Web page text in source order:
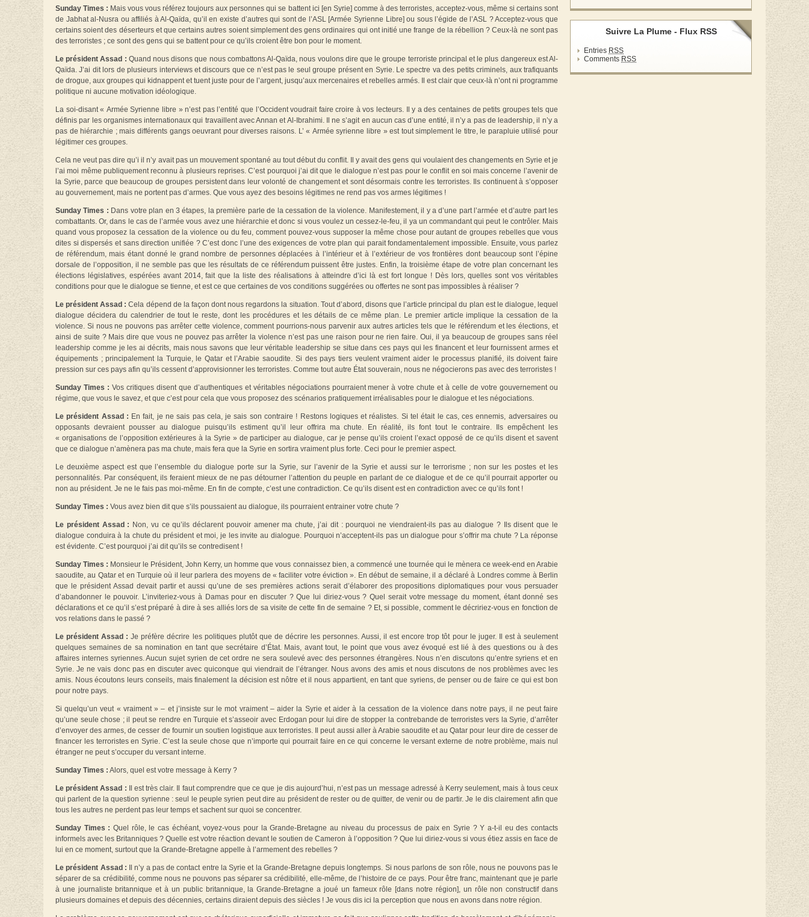
Sunday Times : Mais vous vous référez toujours aux personnes qui se battent ici [en Syrie] comme à des terroristes, acceptez-vous, même si certains sont
de Jabhat al-Nusra ou affiliés à Al-Qaïda, qu’il en existe d’autres qui sont de l’ASL [Armée Syrienne Libre] ou sous l’égide de l’ASL ? Acceptez-vous que
certains soient des déserteurs et que certains autres soient simplement des gens ordinaires qui ont initié une frange de la rébellion ? Ceux-là ne sont pas
des terroristes ; ce sont des gens qui se battent pour ce qu’ils croient être bon pour le moment.
Le président Assad : Quand nous disons que nous combattons Al-Qaïda, nous voulons dire que le groupe terroriste principal et le plus dangereux est Al-
Qaïda. J’ai dit lors de plusieurs interviews et discours que ce n’est pas le seul groupe présent en Syrie. Le spectre va des petits criminels, aux trafiquants
de drogue, aux groupes qui kidnappent et tuent juste pour de l’argent, jusqu’aux mercenaires et rebelles armés. Il est clair que ceux-là n’ont ni programme
politique ni aucune motivation idéologique.
La soi-disant « Armée Syrienne libre » n’est pas l’entité que l’Occident voudrait faire croire à vos lecteurs. Il y a des centaines de petits groupes tels que
définis par les organismes internationaux qui travaillent avec Annan et Al-Ibrahimi. Il ne s’agit en aucun cas d’une entité, il n’y a pas de leadership, il n’y a
pas de hiérarchie ; mais différents gangs oeuvrant pour diverses raisons. L’ « Armée syrienne libre » est tout simplement le titre, le parapluie utilisé pour
légitimer ces groupes.
Cela ne veut pas dire qu’i il n’y avait pas un mouvement spontané au tout début du conflit. Il y avait des gens qui voulaient des changements en Syrie et je
l’ai moi même publiquement reconnu à plusieurs reprises. C’est pourquoi j’ai dit que le dialogue n’est pas pour le conflit en soi mais concerne l’avenir de
la Syrie, parce que beaucoup de groupes persistent dans leur volonté de changement et sont désormais contre les terroristes. Ils continuent à s’opposer
au gouvernement, mais ne portent pas d’armes. Que vous ayez des besoins légitimes ne rend pas vos armes légitimes !
Sunday Times : Dans votre plan en 3 étapes, la première parle de la cessation de la violence. Manifestement, il y a d’une part l’armée et d’autre part les
combattants. Or, dans le cas de l’armée vous avez une hiérarchie et donc si vous voulez un cessez-le-feu, il ya un commandant qui peut le contrôler. Mais
quand vous proposez la cessation de la violence ou du feu, comment pouvez-vous supposer la même chose pour autant de groupes rebelles que vous
dites si dispersés et sans direction unifiée ? C’est donc l’une des exigences de votre plan qui parait fondamentalement impossible. Ensuite, vous parlez
de référendum, mais étant donné le grand nombre de personnes déplacées à l’intérieur et à l’extérieur de vos frontières dont beaucoup sont l’épine
dorsale de l’opposition, il ne semble pas que les résultats de ce référendum puissent être justes. Enfin, la troisième étape de votre plan concernant les
élections législatives, espérées avant 2014, fait que la liste des réalisations à atteindre d’ici là est fort longue ! Dès lors, quelles sont vos véritables
conditions pour que le dialogue se tienne, et est ce que certaines de vos conditions suggérées ou offertes ne sont pas impossibles à réaliser ?
Le président Assad : Cela dépend de la façon dont nous regardons la situation. Tout d’abord, disons que l’article principal du plan est le dialogue, lequel
dialogue décidera du calendrier de tout le reste, dont les procédures et les détails de ce même plan. Le premier article implique la cessation de la
violence. Si nous ne pouvons pas arrêter cette violence, comment pourrions-nous parvenir aux autres articles tels que le référendum et les élections, et
ainsi de suite ? Mais dire que vous ne pouvez pas arrêter la violence n’est pas une raison pour ne rien faire. Oui, il ya beaucoup de groupes sans réel
leadership comme je les ai décrits, mais nous savons que leur véritable leadership se situe dans ces pays qui les financent et leur fournissent armes et
équipements ; principalement la Turquie, le Qatar et l’Arabie saoudite. Si des pays tiers veulent vraiment aider le processus planifié, ils doivent faire
pression sur ces pays afin qu’ils cessent d’approvisionner les terroristes. Comme tout autre État souverain, nous ne négocierons pas avec des terroristes !
Sunday Times : Vos critiques disent que d’authentiques et véritables négociations pourraient mener à votre chute et à celle de votre gouvernement ou
régime, que vous le savez, et que c’est pour cela que vous proposez des scénarios pratiquement irréalisables pour le dialogue et les négociations.
Le président Assad : En fait, je ne sais pas cela, je sais son contraire ! Restons logiques et réalistes. Si tel était le cas, ces ennemis, adversaires ou
opposants devraient pousser au dialogue puisqu’ils estiment qu’il leur offrira ma chute. En réalité, ils font tout le contraire. Ils empêchent les
« organisations de l’opposition extérieures à la Syrie » de participer au dialogue, car je pense qu’ils croient l’exact opposé de ce qu’ils disent et savent
que ce dialogue n’amènera pas ma chute, mais fera que la Syrie en sortira vraiment plus forte. Ceci pour le premier aspect.
Le deuxième aspect est que l’ensemble du dialogue porte sur la Syrie, sur l’avenir de la Syrie et aussi sur le terrorisme ; non sur les postes et les
personnalités. Par conséquent, ils feraient mieux de ne pas détourner l’attention du peuple en parlant de ce dialogue et de ce qu’il pourrait apporter ou
non au président. Je ne le fais pas moi-même. En fin de compte, c’est une contradiction. Ce qu’ils disent est en contradiction avec ce qu’ils font !
Sunday Times : Vous avez bien dit que s’ils poussaient au dialogue, ils pourraient entrainer votre chute ?
Le président Assad : Non, vu ce qu’ils déclarent pouvoir amener ma chute, j’ai dit : pourquoi ne viendraient-ils pas au dialogue ? Ils disent que le
dialogue conduira à la chute du président et moi, je les invite au dialogue. Pourquoi n’acceptent-ils pas un dialogue pour s’offrir ma chute ? La réponse
est évidente. C’est pourquoi j’ai dit qu’ils se contredisent !
Sunday Times : Monsieur le Président, John Kerry, un homme que vous connaissez bien, a commencé une tournée qui le mènera ce week-end en Arabie
saoudite, au Qatar et en Turquie où il leur parlera des moyens de « faciliter votre éviction ». En début de semaine, il a déclaré à Londres comme à Berlin
que le président Assad devait partir et aussi qu’une de ses premières actions serait d’élaborer des propositions diplomatiques pour vous persuader
d’abandonner le pouvoir. L’inviteriez-vous à Damas pour en discuter ? Que lui diriez-vous ? Quel serait votre message du moment, étant donné ses
déclarations et ce qu’il s’est préparé à dire à ses alliés lors de sa visite de cette fin de semaine ? Et, si possible, comment le décririez-vous en fonction de
vos relations dans le passé ?
Le président Assad : Je préfère décrire les politiques plutôt que de décrire les personnes. Aussi, il est encore trop tôt pour le juger. Il est à seulement
quelques semaines de sa nomination en tant que secrétaire d’État. Mais, avant tout, le point que vous avez évoqué est lié à des questions ou à des
affaires internes syriennes. Aucun sujet syrien de cet ordre ne sera soulevé avec des personnes étrangères. Nous n’en discutons qu’entre syriens et en
Syrie. Je ne vais donc pas en discuter avec quiconque qui viendrait de l’étranger. Nous avons des amis et nous discutons de nos problèmes avec les
amis. Nous écoutons leurs conseils, mais finalement la décision est nôtre et il nous appartient, en tant que syriens, de penser ou de faire ce qui est bon
pour notre pays.
Si quelqu’un veut « vraiment » – et j’insiste sur le mot vraiment – aider la Syrie et aider à la cessation de la violence dans notre pays, il ne peut faire
qu’une seule chose ; il peut se rendre en Turquie et s’asseoir avec Erdogan pour lui dire de stopper la contrebande de terroristes vers la Syrie, d’arrêter
d’envoyer des armes, de cesser de fournir un soutien logistique aux terroristes. Il peut aussi aller à Arabie saoudite et au Qatar pour leur dire de cesser de
financer les terroristes en Syrie. C’est la seule chose que n’importe qui pourrait faire en ce qui concerne le versant externe de notre problème, mais nul
étranger ne peut s’occuper du versant interne.
Sunday Times : Alors, quel est votre message à Kerry ?
Le président Assad : Il est très clair. Il faut comprendre que ce que je dis aujourd’hui, n’est pas un message adressé à Kerry seulement, mais à tous ceux
qui parlent de la question syrienne : seul le peuple syrien peut dire au président de rester ou de quitter, de venir ou de partir. Je le dis clairement afin que
tous les autres ne perdent pas leur temps et sachent sur quoi se concentrer.
Sunday Times : Quel rôle, le cas échéant, voyez-vous pour la Grande-Bretagne au niveau du processus de paix en Syrie ? Y a-t-il eu des contacts
informels avec les Britanniques ? Quelle est votre réaction devant le soutien de Cameron à l’opposition ? Que lui diriez-vous si vous étiez assis en face de
lui en ce moment, surtout que la Grande-Bretagne appelle à l’armement des rebelles ?
Le président Assad : Il n’y a pas de contact entre la Syrie et la Grande-Bretagne depuis longtemps. Si nous parlons de son rôle, nous ne pouvons pas le
séparer de sa crédibilité, comme nous ne pouvons pas séparer sa crédibilité, elle-même, de l’histoire de ce pays. Pour être franc, maintenant que je parle
à une journaliste britannique et à un public britannique, la Grande-Bretagne a joué un fameux rôle [dans notre région], un rôle non constructif dans
plusieurs domaines et depuis des décennies, certains diraient depuis des siècles ! Je vous dis ici la perception que nous en avons dans notre région.
Suivre La Plume - Flux RSS
Entries RSS
Comments RSS